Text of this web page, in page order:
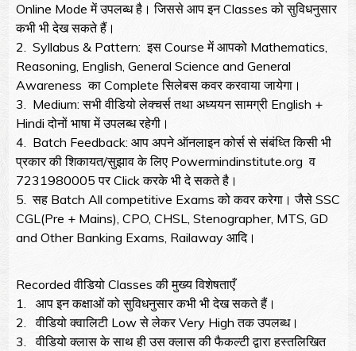
Online Mode में उपलब्ध है। जिससे आप इन Classes को सुविधनुसार
कभी भी देख सकते हैं।
2. Syllabus & Pattern: इस Course में आपको Mathematics,
Reasoning, English, General Science and General
Awareness का Complete सिलेबस कवर करवाया जायेगा।
3. Medium: सभी वीडियो लेक्चर्स तथा अध्ययन सामग्री English +
Hindi दोनों भाषा में उपलब्ध रहेगी।
4. Batch Feedback: आप अपने ऑनलाइन कोर्स से संबंध्ति किसी भी
प्रकार की शिकायत/सुझाव के लिए Powermindinstitute.org व
7231980005 पर Click करके भी दे सकते है।
5. सह Batch All competitive Exams को कवर करेगा। जैसे SSC
CGL(Pre + Mains), CPO, CHSL, Stenographer, MTS, GD
and Other Banking Exams, Railaway आदि।
Recorded वीडियो Classes की मुख्य विशेषताएँ
1. आप इन कक्षाओं को सुविधनुसार कभी भी देख सकते हैं।
2. वीडियो क्वालिटी Low से लेकर Very High तक उपलब्ध।
3. वीडियो क्लास के साथ ही उस क्लास की फैकल्टी द्वारा हस्तलिखित